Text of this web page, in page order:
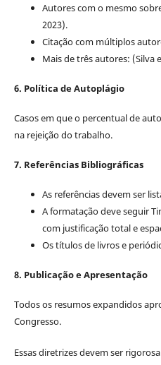
Autores com o mesmo
2023).
Citação com múltiplos
Mais de três autores: (Silva
6. Política de Autoplágio
Casos em que o percentual de
na rejeição do trabalho.
7. Referências Bibliográficas
As referências devem ser
A formatação deve seguir
com justificação total e
Os títulos de livros e
8. Publicação e Apresentação
Todos os resumos expandidos
Congresso.
Essas diretrizes devem ser